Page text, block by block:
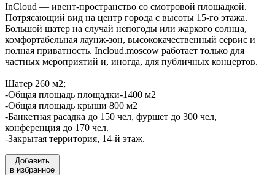
InCloud — ивент-пространство со смотровой площадкой.
Потрясающий вид на центр города с высоты 15-го этажа.
Большой шатер на случай непогоды или жаркого солнца,
комфортабельная лаунж-зон, высококачественный сервис и
полная приватность. Incloud.moscow работает только для
частных мероприятий и, иногда, для публичных концертов.
Шатер 260 м2;
-Общая площадь площадки-1400 м2
-Общая площадь крыши 800 м2
-Банкетная расадка до 150 чел, фуршет до 300 чел,
конференция до 170 чел.
-Закрытая территория, 14-й этаж.
Добавить
в избранное